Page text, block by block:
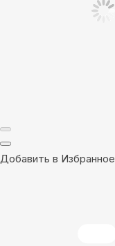
Добавить в Избранное